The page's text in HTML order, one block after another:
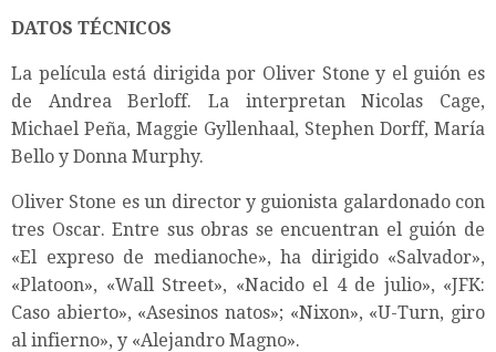
DATOS TÉCNICOS
La película está dirigida por Oliver Stone y el guión es
de Andrea Berloff. La interpretan Nicolas Cage,
Michael Peña, Maggie Gyllenhaal, Stephen Dorff, María
Bello y Donna Murphy.
Oliver Stone es un director y guionista galardonado con
tres Oscar. Entre sus obras se encuentran el guión de
«El expreso de medianoche», ha dirigido «Salvador»,
«Platoon», «Wall Street», «Nacido el 4 de julio», «JFK:
Caso abierto», «Asesinos natos»; «Nixon», «U-Turn, giro
al infierno», y «Alejandro Magno».